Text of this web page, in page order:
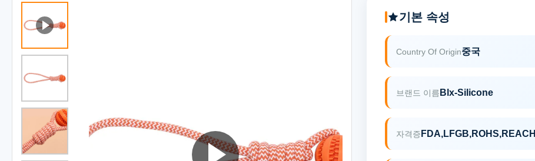
기본 속성
Country Of Origin중국
브랜드 이름 Blx-Silicone
자격증 FDA,LFGB,ROHS,REACH